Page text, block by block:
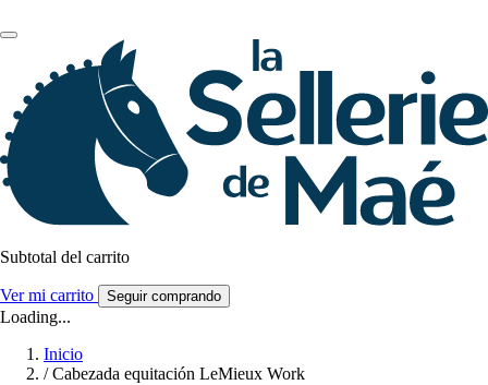
Subtotal del carrito
Ver mi carrito Seguir comprando
Loading...
Inicio
/ Cabezada equitación LeMieux Work